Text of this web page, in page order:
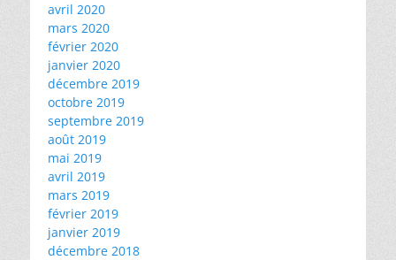
avril 2020
mars 2020
février 2020
janvier 2020
décembre 2019
octobre 2019
septembre 2019
août 2019
mai 2019
avril 2019
mars 2019
février 2019
janvier 2019
décembre 2018